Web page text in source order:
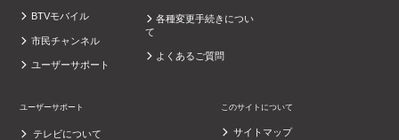
BTVモバイル
市民チャンネル
ユーザーサポート
各種変更手続きについ
て
よくあるご質問
ユーザーサポート
テレビについて
このサイトについて
サイトマップ